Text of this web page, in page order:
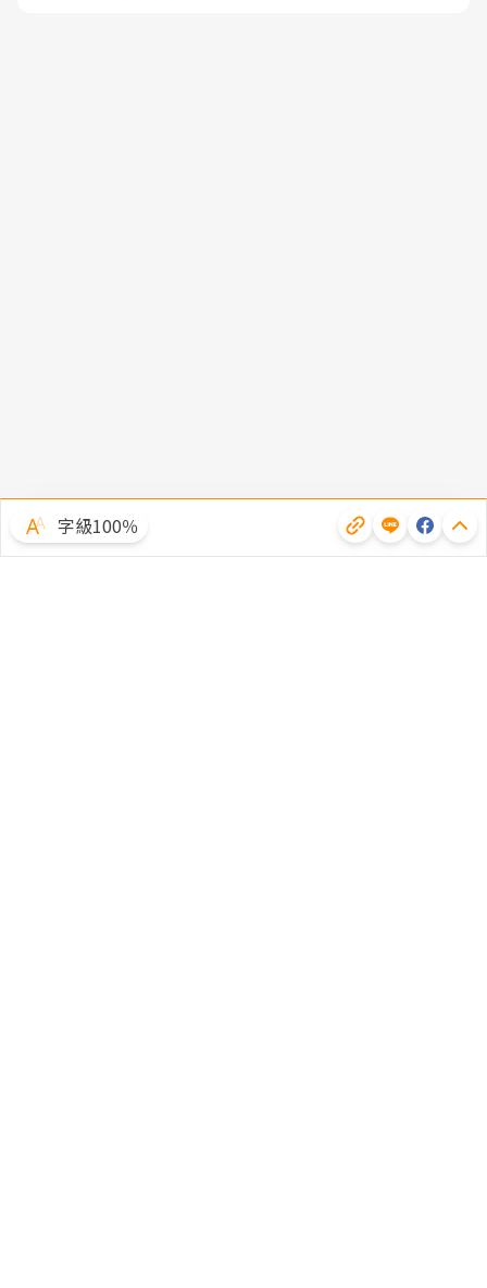
字級100％